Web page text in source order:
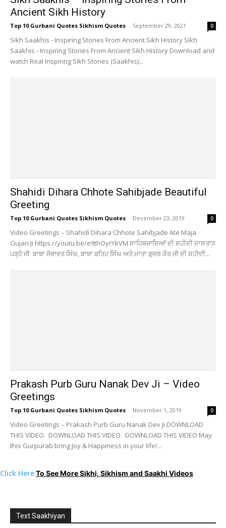
Ancient Sikh History
Top 10 Gurbani Quotes Sikhism Quotes - September 29, 2021 0
Sikh Saakhis - Inspiring Stories From Ancient Sikh History Sikh
Saakhis - Inspiring Stories From Ancient Sikh History Download and
watch Real Inspiring Sikh Stories (Saakhis)...
Shahidi Dihara Chhote Sahibjade Beautiful
Greeting
Top 10 Gurbani Quotes Sikhism Quotes - December 23, 2019 0
Video Greetings – Shahidi Dihara Chhote Sahibjade Ate Maja
Gujari Ji https://youtu.be/e9thOyrYkVM ਸਾਹਿਬਜ਼ਾਦਿਆਂ ਦੀ ਸ਼ਹੀਦੀ ਦਾਸਤਾਨ
ਪੜ੍ਹੋ ਜੀ ਬਾਬਾ ਜੋਰਾਵਰ ਸਿੰਘ, ਬਾਬਾ ਫਤਿਹ ਸਿੰਘ ਅਤੇ ਮਾਤਾ ਗੁਜਰ ਕੌਰ ਜੀ ਦੀ ਸ਼ਹੀਦੀ...
Prakash Purb Guru Nanak Dev Ji – Video
Greetings
Top 10 Gurbani Quotes Sikhism Quotes - November 1, 2019 0
Video Greetings – Prakash Purb Guru Nanak Dev Ji DOWNLOAD
THIS VIDEO DOWNLOAD THIS VIDEO DOWNLOAD THIS VIDEO May
this Gurpurab bring Joy & Happiness in your life!...
Click HereTo See More Sikhi, Sikhism and Saakhi Videos
Text Saakhiyan